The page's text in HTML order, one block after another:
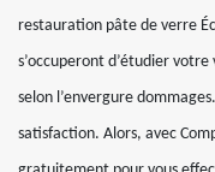
restauration pâte de verre
s’occuperont d’étudier
selon l’envergure
satisfaction. Alors, avec